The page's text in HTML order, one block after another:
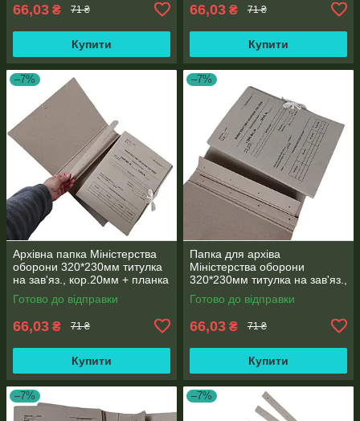
66,03 ₴ 71 ₴
Купити
66,03 ₴ 71 ₴
Купити
–7%
Архівна папка Міністерства
оборони 320*230мм титулка
на зав'яз., кор.20мм + планка
для підшивання документів
Готово до відправки
66,03 ₴ 71 ₴
Купити
–7%
Папка для архіва
Міністерства оборони
320*230мм титулка на зав'яз.,
кор.20мм + планка для
підшивання документів
Готово до відправки
66,03 ₴ 71 ₴
Купити
–7% –7%